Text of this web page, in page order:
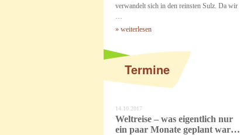
verwandelt sich in den reinsten Sulz. Da wir
…
» weiterlesen
Termine
14.10.2017
Weltreise – was eigentlich nur
ein paar Monate geplant war…